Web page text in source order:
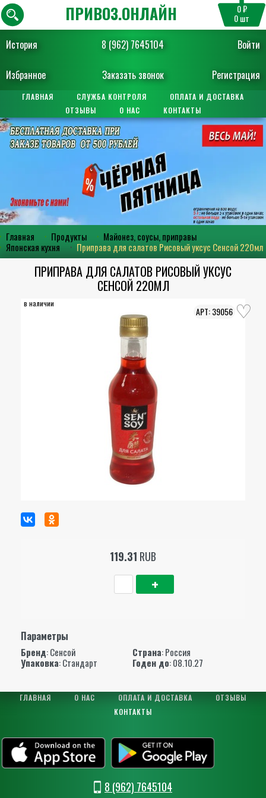
История 8 (962) 7645104 Войти
Избранное Заказать звонок Регистрация
ПРИВОЗ.ОНЛАЙН 0 ₽
0шт
ГЛАВНАЯ СЛУЖБА КОНТРОЛЯ
ОПЛАТА И ДОСТАВКА
ОТЗЫВЫ
О НАС КОНТАКТЫ
Главная Продукты
Майонез, соусы, приправы
Японская кухня
Приправа для салатов Рисовый уксус Сенсой 220мл
ПРИПРАВА ДЛЯ САЛАТОВ РИСОВЫЙ УКСУС
СЕНСОЙ 220МЛ
в наличии
39056
119.31 RUB
Параметры
Бренд:Сенсой Страна: Россия
Упаковка: Стандарт Годен до: 08.10.27
ГЛАВНАЯ О НАС ОПЛАТА И ДОСТАВКА
ОТЗЫВЫ
КОНТАКТЫ
8 (962) 7645104